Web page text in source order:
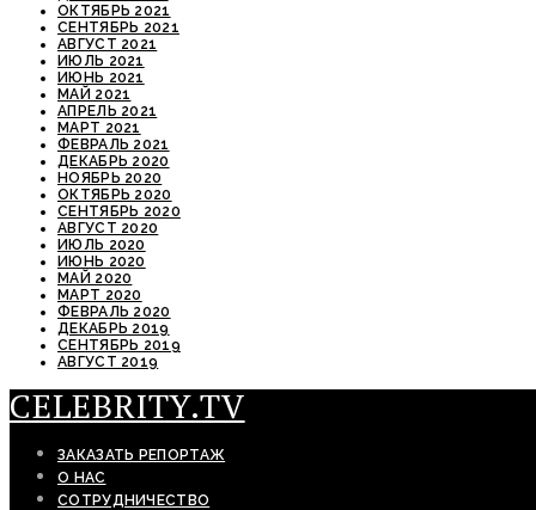
ОКТЯБРЬ 2021
СЕНТЯБРЬ 2021
АВГУСТ 2021
ИЮЛЬ 2021
ИЮНЬ 2021
МАЙ 2021
АПРЕЛЬ 2021
МАРТ 2021
ФЕВРАЛЬ 2021
ДЕКАБРЬ 2020
НОЯБРЬ 2020
ОКТЯБРЬ 2020
СЕНТЯБРЬ 2020
АВГУСТ 2020
ИЮЛЬ 2020
ИЮНЬ 2020
МАЙ 2020
МАРТ 2020
ФЕВРАЛЬ 2020
ДЕКАБРЬ 2019
СЕНТЯБРЬ 2019
АВГУСТ 2019
CELEBRITY.TV
ЗАКАЗАТЬ РЕПОРТАЖ
О НАС
СОТРУДНИЧЕСТВО